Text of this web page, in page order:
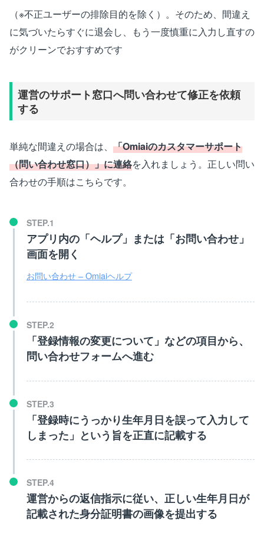
（※不正ユーザーの排除目的を除く）。そのため、間違え
に気づいたらすぐに退会し、もう一度慎重に入力し直すの
がクリーンでおすすめです
運営のサポート窓口へ問い合わせて修正を依頼
する
単純な間違えの場合は、 「Omiaiのカスタマーサポート
（問い合わせ窓口）」に連絡を入れましょう。正しい問い
合わせの手順はこちらです。
アプリ内の「ヘルプ」または「お問い合わせ」
画面を開く
お問い合わせ – Omiaiヘルプ
「登録情報の変更について」などの項目から、
問い合わせフォームへ進む
「登録時にうっかり生年月日を誤って入力して
しまった」という旨を正直に記載する
運営からの返信指示に従い、正しい生年月日が
記載された身分証明書の画像を提出する